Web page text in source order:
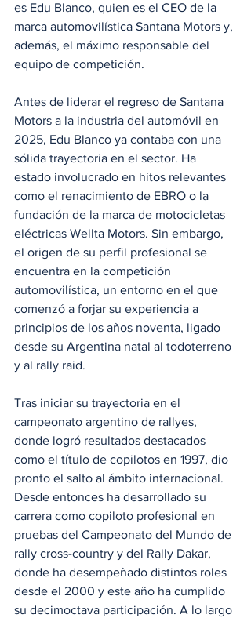
es Edu Blanco, quien es el CEO de la
marca automovilística Santana Motors y,
además, el máximo responsable del
equipo de competición.
Antes de liderar el regreso de Santana
Motors a la industria del automóvil en
2025, Edu Blanco ya contaba con una
sólida trayectoria en el sector. Ha
estado involucrado en hitos relevantes
como el renacimiento de EBRO o la
fundación de la marca de motocicletas
eléctricas Wellta Motors. Sin embargo,
el origen de su perfil profesional se
encuentra en la competición
automovilística, un entorno en el que
comenzó a forjar su experiencia a
principios de los años noventa, ligado
desde su Argentina natal al todoterreno
y al rally raid.
Tras iniciar su trayectoria en el
campeonato argentino de rallyes,
donde logró resultados destacados
como el título de copilotos en 1997, dio
pronto el salto al ámbito internacional.
Desde entonces ha desarrollado su
carrera como copiloto profesional en
pruebas del Campeonato del Mundo de
rally cross-country y del Rally Dakar,
donde ha desempeñado distintos roles
desde el 2000 y este año ha cumplido
su decimoctava participación. A lo largo